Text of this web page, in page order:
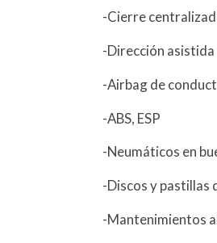
-Cierre
-Dirección asistida
-Airbag de
-ABS, ESP
-Neumáticos en
-Discos y pastillas
-Mantenimientos